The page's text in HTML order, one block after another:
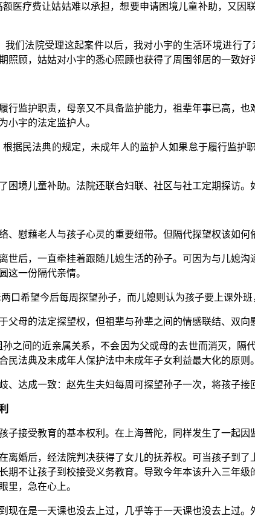
疗费让姑姑难以承担，想要申请困境儿童补助，又因
法院受理这起案件以后，我对小宇的生活环境进行
照顾，姑姑对小宇的悉心照顾也获得了周围邻居的一致
监护职责，母亲又不具备监护能力，祖辈年事已高，也
小宇的法定监护人。
民法典的规定，未成年人的监护人如果怠于履行监护
境儿童补助。法院还联合妇联、社区与社工定期探访。
慰藉老人与孩子心灵的重要纽带。但隔代探望权该如何
后，一直牵挂着跟随儿媳生活的孙子。可因为与儿媳沟
这一份隔代亲情。
希望今后每周探望孙子，而儿媳则认为孩子要上课外班
母的法定探望权，但祖辈与孙辈之间的情感联结、双向
间的近亲属关系，不会因为父或母的去世而消灭，隔
民法典及未成年人保护法中未成年子女利益最大化的原则。
达成一致：赵先生夫妇每周可探望孙子一次，将孩子接
接受教育的基本权利。在上海普陀，同样发生了一起因
婚后，经法院判决获得了女儿的抚养权。可当孩子到了
期不让孩子到校接受义务教育。导致今年本该升入三年
里，急在心上。
在是一天课也没去上过，几乎等于一天课也没去上过。